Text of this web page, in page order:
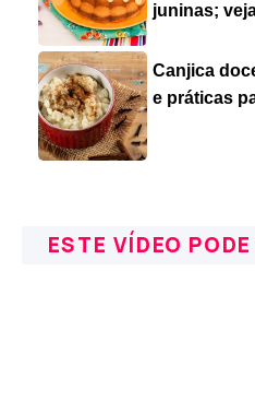
juninas;
Canjica
e práticas
ESTE VÍDEO